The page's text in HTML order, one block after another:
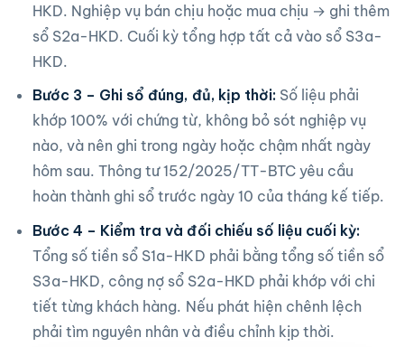
HKD. Nghiệp vụ bán chịu hoặc mua chịu → ghi thêm
sổ S2a-HKD. Cuối kỳ tổng hợp tất cả vào sổ S3a-
HKD.
Bước 3 – Ghi sổ đúng, đủ, kịp thời:Số liệu phải
khớp 100% với chứng từ, không bỏ sót nghiệp vụ
nào, và nên ghi trong ngày hoặc chậm nhất ngày
hôm sau. Thông tư 152/2025/TT-BTC yêu cầu
hoàn thành ghi sổ trước ngày 10 của tháng kế tiếp.
Bước 4 – Kiểm tra và đối chiếu số liệu cuối kỳ:
Tổng số tiền sổ S1a-HKD phải bằng tổng số tiền sổ
S3a-HKD, công nợ sổ S2a-HKD phải khớp với chi
tiết từng khách hàng. Nếu phát hiện chênh lệch
phải tìm nguyên nhân và điều chỉnh kịp thời.